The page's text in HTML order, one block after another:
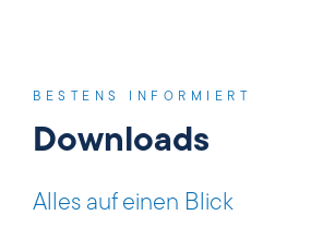
BESTENS INFORMIERT
Downloads
Alles auf einen Blick